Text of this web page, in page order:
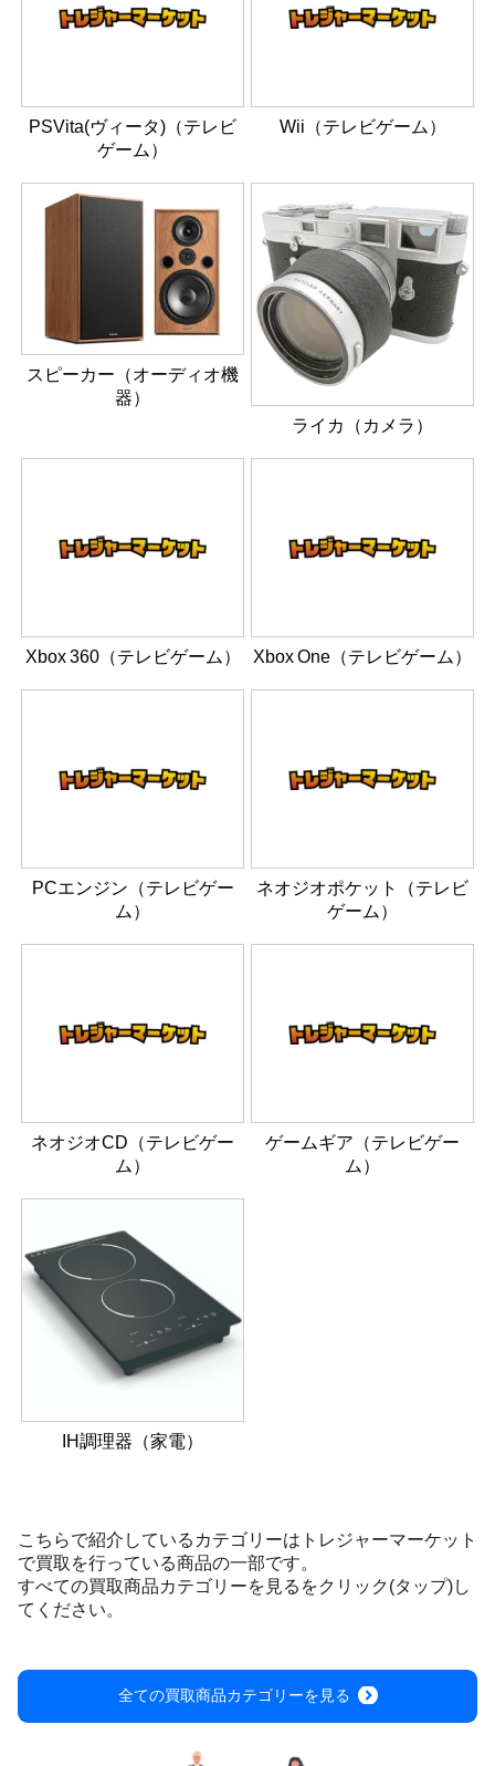
PSVita(ヴィータ)（テレビ
ゲーム）
Wii（テレビゲーム）
スピーカー（オーディオ機
器）
ライカ（カメラ）
Xbox 360（テレビゲーム） Xbox One（テレビゲーム）
PCエンジン（テレビゲー
ム）
ネオジオポケット（テレビ
ゲーム）
ネオジオCD（テレビゲー
ム）
ゲームギア（テレビゲー
ム）
IH調理器（家電）
こちらで紹介しているカテゴリーはトレジャーマーケット
で買取を行っている商品の一部です。
すべての買取商品カテゴリーを見るをクリック(タップ)し
てください。
全ての買取商品カテゴリーを見る